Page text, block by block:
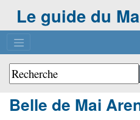
Le guide du
Belle de Mai